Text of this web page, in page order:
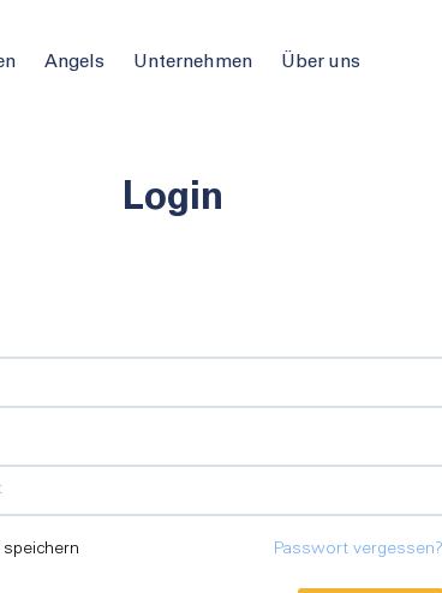
Angels Unternehmen Über uns
Login
Passwort vergessen?